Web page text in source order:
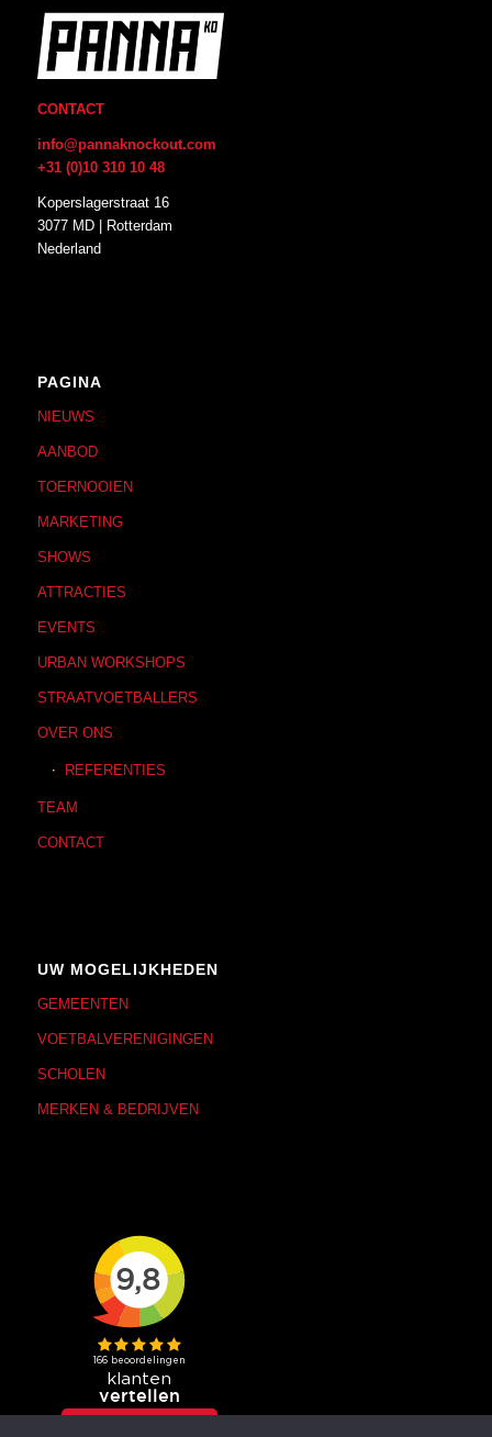
CONTACT
info@pannaknockout.com
+31 (0)10 310 10 48
Koperslagerstraat 16
3077 MD | Rotterdam
Nederland
PAGINA
NIEUWS
AANBOD
TOERNOOIEN
MARKETING
SHOWS
ATTRACTIES
EVENTS
URBAN WORKSHOPS
STRAATVOETBALLERS
OVER ONS
REFERENTIES
TEAM
CONTACT
UW MOGELIJKHEDEN
GEMEENTEN
VOETBALVERENIGINGEN
SCHOLEN
MERKEN & BEDRIJVEN